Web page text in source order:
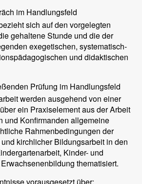
im Handlungsfeld
sich auf den vorgelegten
gehaltene Stunde und die der
exegetischen, systematisch-
und didaktischen
Prüfung im Handlungsfeld
werden ausgehend von einer
ein Praxiselement aus der Arbeit
und Konfirmanden allgemeine
Rahmenbedingungen der
kirchlicher Bildungsarbeit in den
Kinder- und
thematisiert.
vorausgesetzt über: